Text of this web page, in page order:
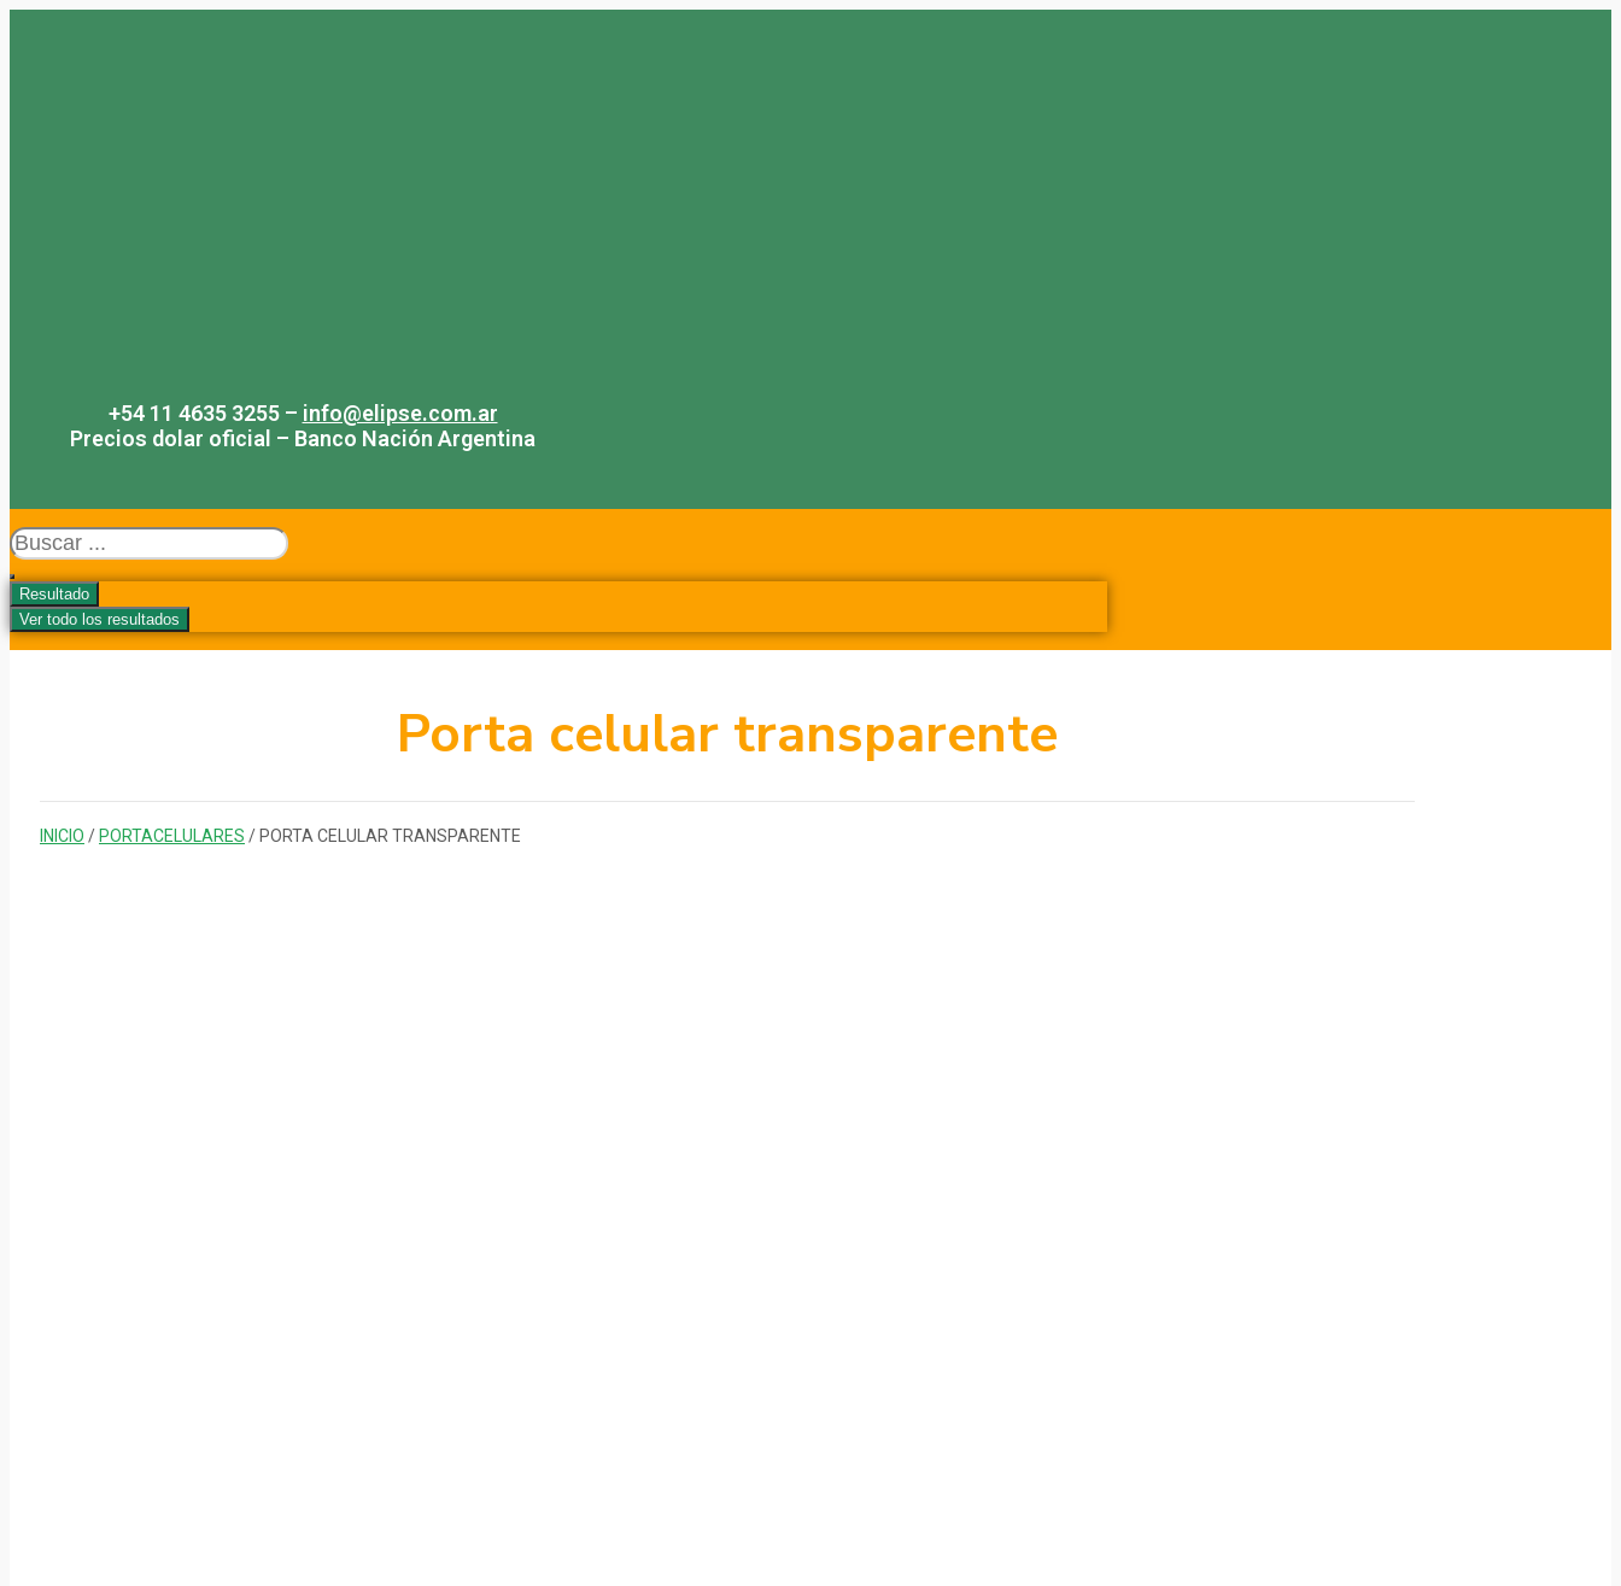
+54 11 4635 3255 – info@elipse.com.ar
Precios dolar oficial – Banco Nación Argentina
Search
...
Resultado
Ver todo los resultados
Porta celular transparente
INICIO / PORTACELULARES / PORTA CELULAR TRANSPARENTE